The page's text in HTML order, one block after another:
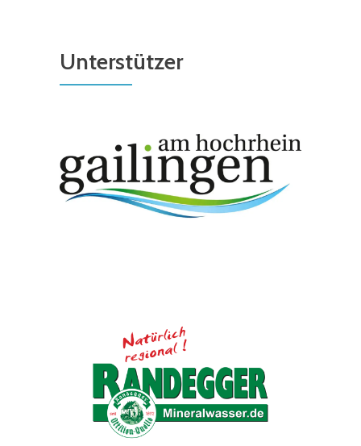
Unterstützer